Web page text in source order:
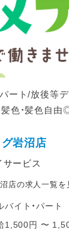
ート/放後等
髪色・髪色自
岩沼店
サービス
店の求人一覧を
バイト・パート
1,500円 〜